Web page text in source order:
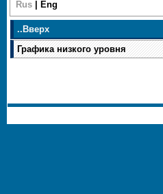
Rus Eng
.. Вверх
Графика низкого уровня